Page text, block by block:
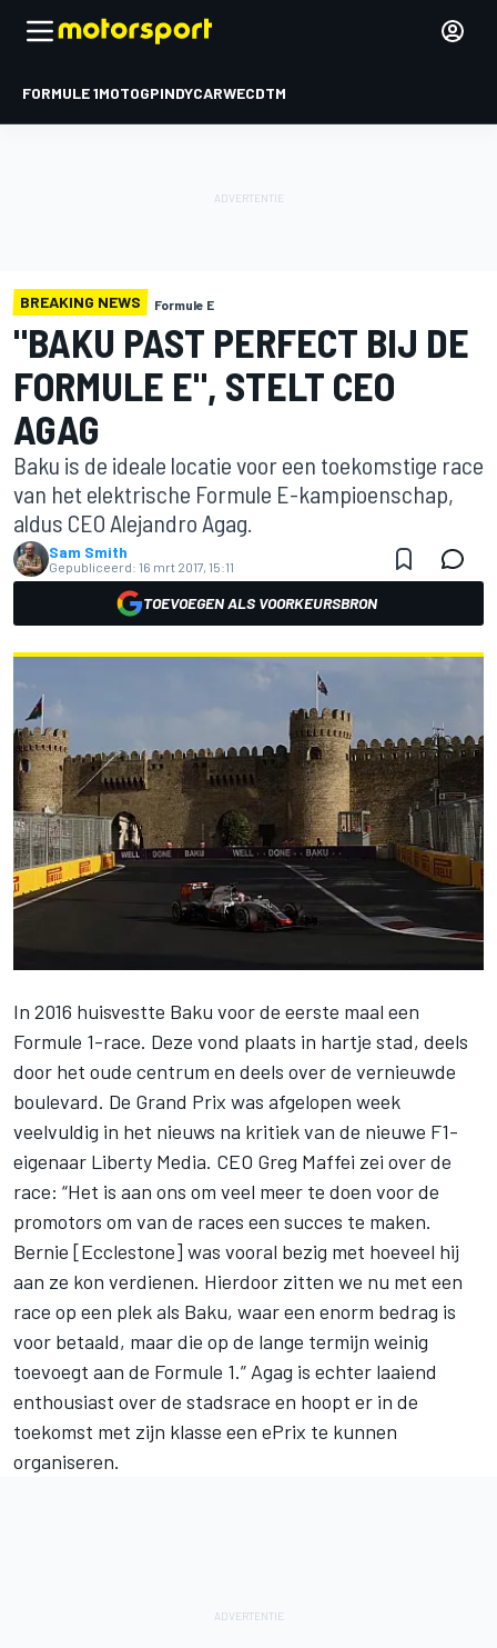
FORMULE 1MOTOGPINDYCARWECDTM
BREAKING NEWS Formule E
"BAKU PAST PERFECT BIJ DE
FORMULE E", STELT CEO
AGAG
Baku is de ideale locatie voor een toekomstige race
van het elektrische Formule E-kampioenschap,
aldus CEO Alejandro Agag.
Sam Smith
Gepubliceerd: 16 mrt 2017, 15:11
TOEVOEGEN ALS VOORKEURSBRON
In 2016 huisvestte Baku voor de eerste maal een
Formule 1-race. Deze vond plaats in hartje stad, deels
door het oude centrum en deels over de vernieuwde
boulevard. De Grand Prix was afgelopen week
veelvuldig in het nieuws na kritiek van de nieuwe F1-
eigenaar Liberty Media. CEO Greg Maffei zei over de
race: “Het is aan ons om veel meer te doen voor de
promotors om van de races een succes te maken.
Bernie [Ecclestone] was vooral bezig met hoeveel hij
aan ze kon verdienen. Hierdoor zitten we nu met een
race op een plek als Baku, waar een enorm bedrag is
voor betaald, maar die op de lange termijn weinig
toevoegt aan de Formule 1.” Agag is echter laaiend
enthousiast over de stadsrace en hoopt er in de
toekomst met zijn klasse een ePrix te kunnen
organiseren.